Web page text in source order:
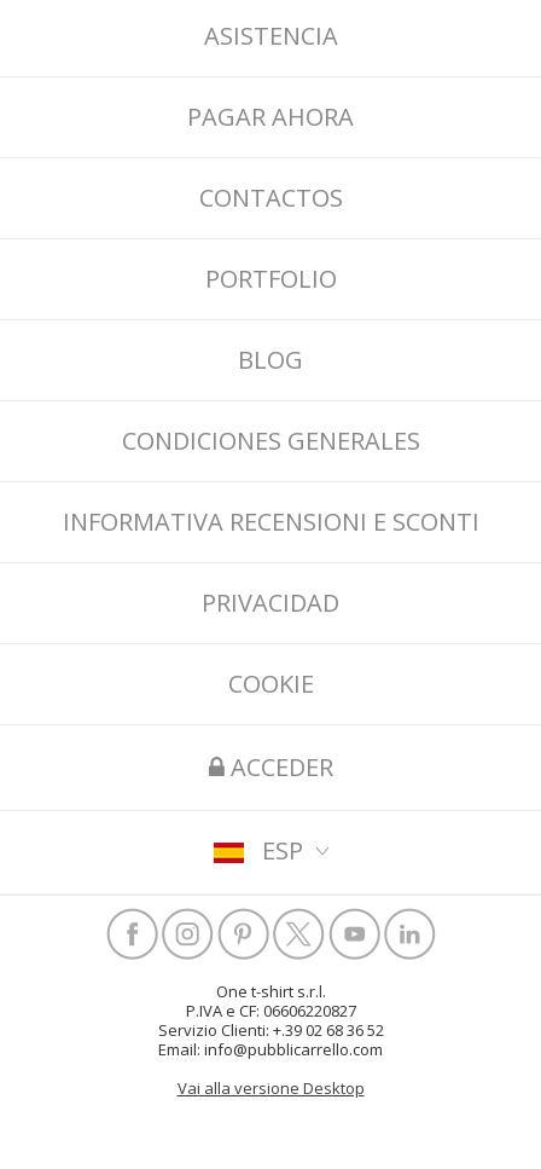
ASISTENCIA
PAGAR AHORA
CONTACTOS
PORTFOLIO
BLOG
CONDICIONES GENERALES
INFORMATIVA RECENSIONI E SCONTI
PRIVACIDAD
COOKIE
ACCEDER
ESP
One t-shirt s.r.l.
P.IVA e CF: 06606220827
Servizio Clienti: +.39 02 68 36 52
Email: info@pubblicarrello.com
Vai alla versione Desktop